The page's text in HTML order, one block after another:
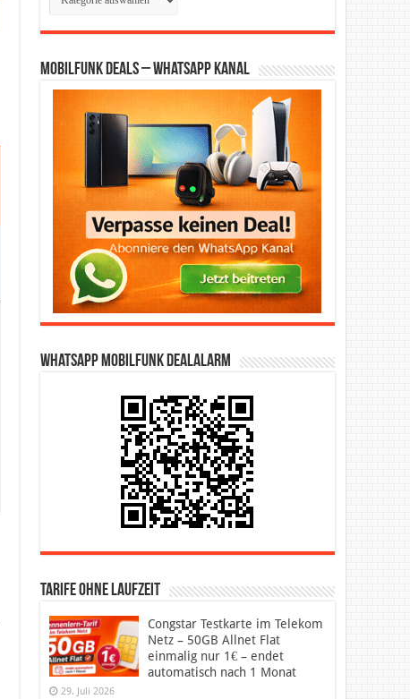
Mobilfunk Deals – WhatsApp Kanal
WhatsApp Mobilfunk DealAlarm
Tarife ohne Laufzeit
Congstar Testkarte im Telekom
Netz – 50GB Allnet Flat
einmalig nur 1€ – endet
automatisch nach 1 Monat
29. Juli 2026